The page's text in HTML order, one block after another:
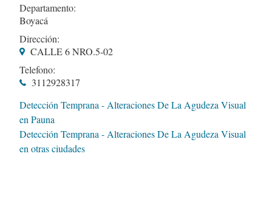
Departamento:
Boyacá
Dirección:
CALLE 6 NRO.5-02
Telefono:
3112928317
Detección Temprana - Alteraciones De La Agudeza Visual
en Pauna
Detección Temprana - Alteraciones De La Agudeza Visual
en otras ciudades